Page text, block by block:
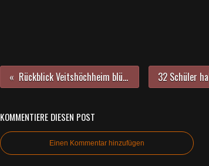
Rückblick Veitshöchheim blüht auf 2009: Homepage nun wieder aufrufbar
KOMMENTIERE DIESEN POST
Einen Kommentar hinzufügen